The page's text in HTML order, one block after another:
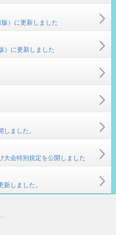
）に更新しました
）に更新しました
ました。
大会特別規定を公開しました
しました。